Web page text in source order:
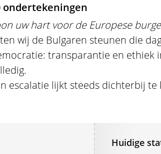
ondertekeningen
uw hart voor de Europese
wij de Bulgaren steunen die
transparantie en
escalatie lijkt steeds dichterbij te
Huidige